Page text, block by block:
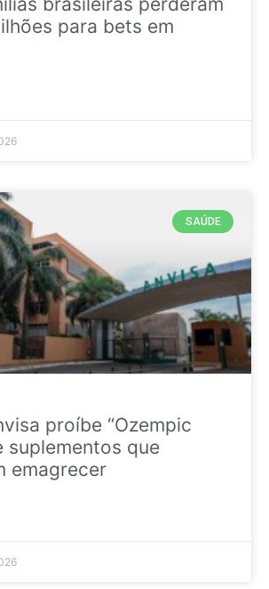
para bets em
SAÚDE
proíbe “Ozempic
suplementos que
emagrecer